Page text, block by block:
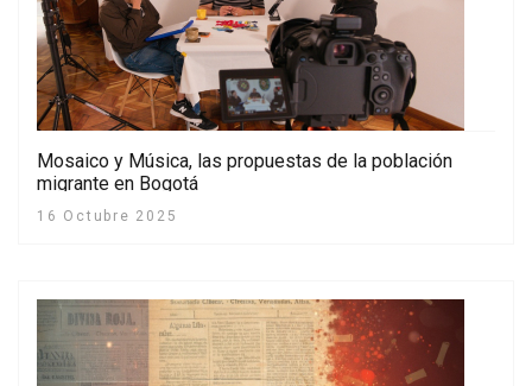
Mosaico y Música, las propuestas de la población
migrante en Bogotá
16 Octubre 2025